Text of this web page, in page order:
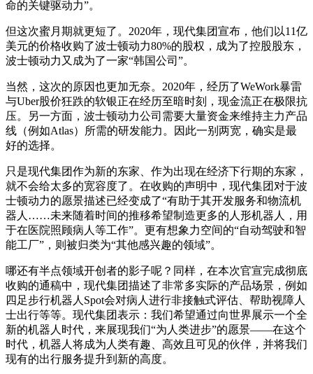
命的关键驱动力”。
但这次蜜月期就更短了。2020年，现代集团宣布，他们以11亿
美元的价格收购了波士顿动力80%的股权，成为了控股股东，
波士顿动力又成为了一家“韩国公司”。
当然，这次的原因也更加无奈。2020年，经历了WeWork暴雷
与Uber股价狂跌的软银正在经历至暗时刻，现金流正在极限抗
压。另一方面，波士顿动力公司需要大量资金来维持主力产品
线（例如Atlas）所需的研发能力。因此一别两宽，确实是最
好的选择。
只是现代集团作为新的东家、作为出现在经济下行期的东家，
就不会给太多的宽容度了。在收购的声明中，现代集团对于波
士顿动力的愿景描述已经变成了“有助于其开发服务和物流机
器人……未来随着时间的推移希望制造更多的人形机器人，用
于在医院照顾病人等工作”。更有想象力空间的“自动驾驶和智
能工厂”，则被归类为“其他感兴趣的领域”。
哪还有半点领域开创者的影子呢？同样，在本次官宣完成彻底
收购的通稿中，现代集团描述了非常多实际的产品场景，例如
四足步行机器人Spot会对病人进行非接触式评估、帮助视障人
士出行等等。现代集团表示：我们希望通过向世界展示一个全
新的机器人时代，来展现我们“为人类进步”的愿景——在这个
时代，机器人将成为人类有趣、高效且可见的伙伴，并将我们
现有的出行服务提升到新的高度。